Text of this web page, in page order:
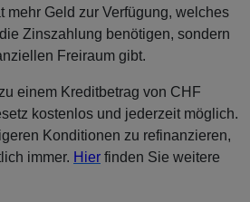
mehr Geld zur Verfügung, welches
Zinszahlung benötigen, sondern
Freiraum gibt.
einem Kreditbetrag von CHF
kostenlos und jederzeit möglich.
Konditionen zu refinanzieren,
immer. Hier finden Sie weitere